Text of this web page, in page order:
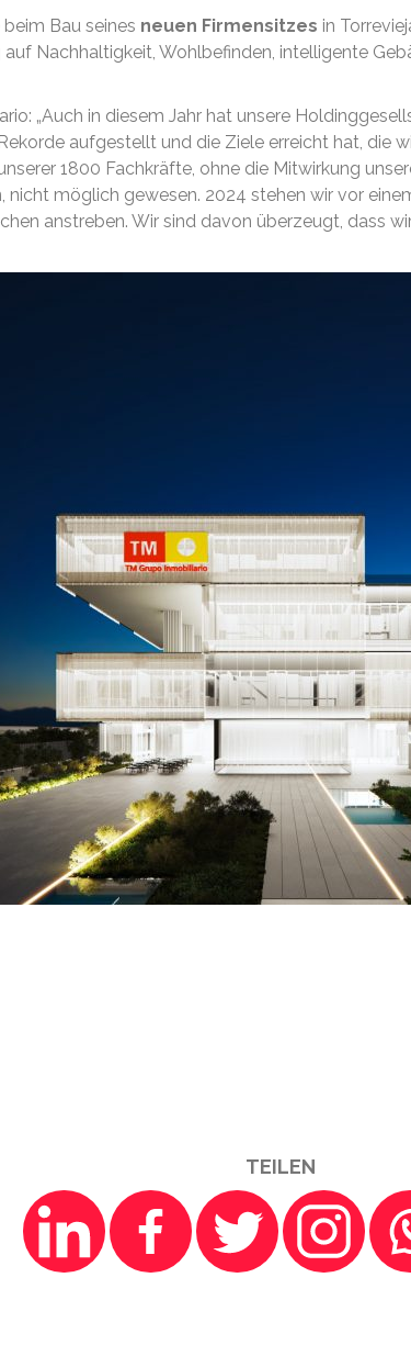
Bau seines neuen Firmensitzes in
Nachhaltigkeit, Wohlbefinden, intelligente
„Auch in diesem Jahr hat unsere
aufgestellt und die Ziele erreicht hat, die
1800 Fachkräfte, ohne die Mitwirkung
nicht möglich gewesen. 2024 stehen wir vor
anstreben. Wir sind davon überzeugt, dass
TEILEN